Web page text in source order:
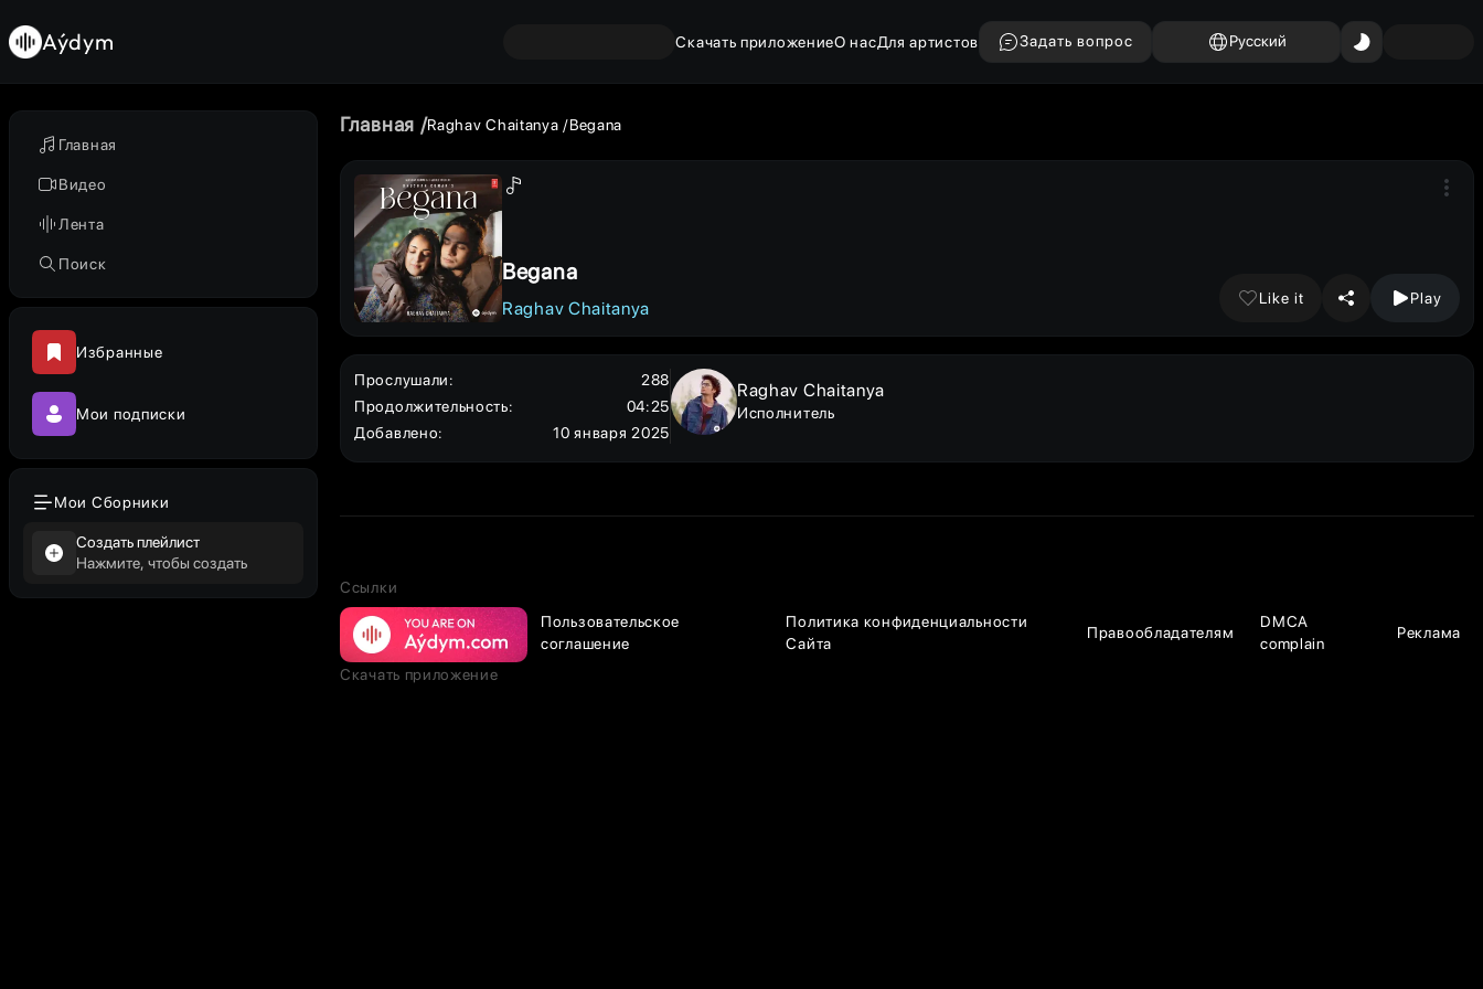
Главная
Видео
Лента
Поиск
Избранные
Мои подписки
Мои Сборники
Создать плейлист
Нажмите, чтобы создать
Aýdym Скачать приложениеО насДля артистов Задать вопрос Русский
Главная Raghav Chaitanya Begana
Begana
Raghav Chaitanya
Like it Play
Прослушали:
288
Продолжительность:
04:25
Добавлено: 10 января 2025
Raghav Chaitanya
Исполнитель
Ссылки
Пользовательское
соглашение
Политика конфиденциальности
Сайта
Правообладателям
DMCA
complain
Реклама
Скачать приложение